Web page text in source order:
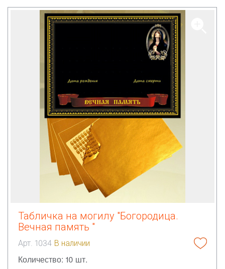
Табличка на могилу "Богородица.
Вечная память "
Арт. 1034 В наличии
Количество: 10 шт.